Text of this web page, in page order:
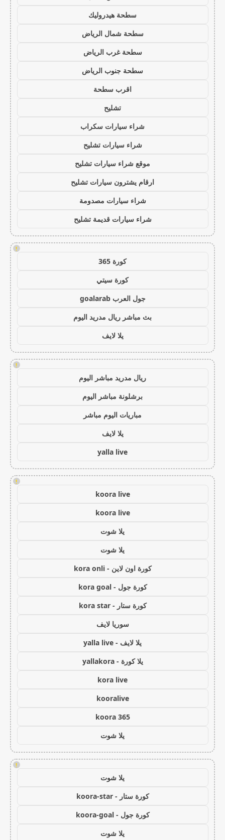
سطحة هيدروليك
سطحة شمال الرياض
سطحة غرب الرياض
سطحة جنوب الرياض
اقرب سطحة
تشليح
شراء سيارات سكراب
شراء سيارات تشليح
موقع شراء سيارات تشليح
ارقام يشترون سيارات تشليح
شراء سيارات مصدومة
شراء سيارات قديمة تشليح
!
كورة 365
كورة سيتي
جول العرب goalarab
بث مباشر ريال مدريد اليوم
يلا لايف
!
ريال مدريد مباشر اليوم
برشلونة مباشر اليوم
مباريات اليوم مباشر
يلا لايف
yalla live
!
koora live
koora live
يلا شوت
يلا شوت
كورة اون لاين - kora onli
كورة جول - kora goal
كورة ستار - kora star
سوريا لايف
يلا لايف - yalla live
يلا كورة - yallakora
kora live
kooralive
koora 365
يلا شوت
!
يلا شوت
كورة ستار - koora-star
كورة جول - koora-goal
يلا شوت